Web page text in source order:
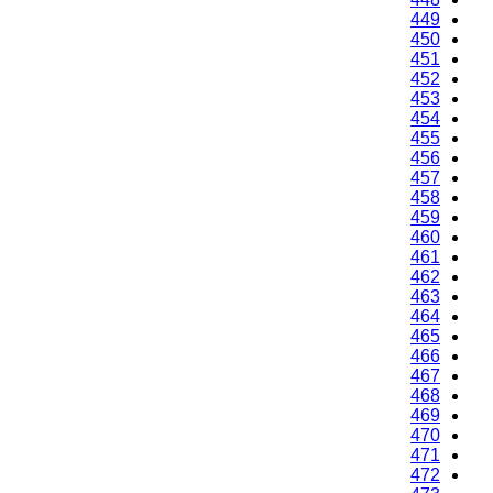
449
450
451
452
453
454
455
456
457
458
459
460
461
462
463
464
465
466
467
468
469
470
471
472